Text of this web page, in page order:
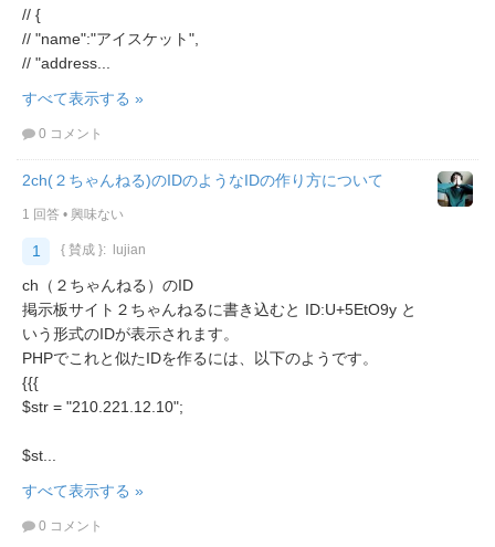
// {
// "name":"アイスケット",
// "address...
すべて表示する »
0 コメント
2ch(２ちゃんねる)のIDのようなIDの作り方について
1 回答 • 興味ない
1 { 賛成 }: lujian
ch（２ちゃんねる）のID
掲示板サイト２ちゃんねるに書き込むと ID:U+5EtO9y と
いう形式のIDが表示されます。
PHPでこれと似たIDを作るには、以下のようです。
{{{
$str = "210.221.12.10";
$st...
すべて表示する »
0 コメント